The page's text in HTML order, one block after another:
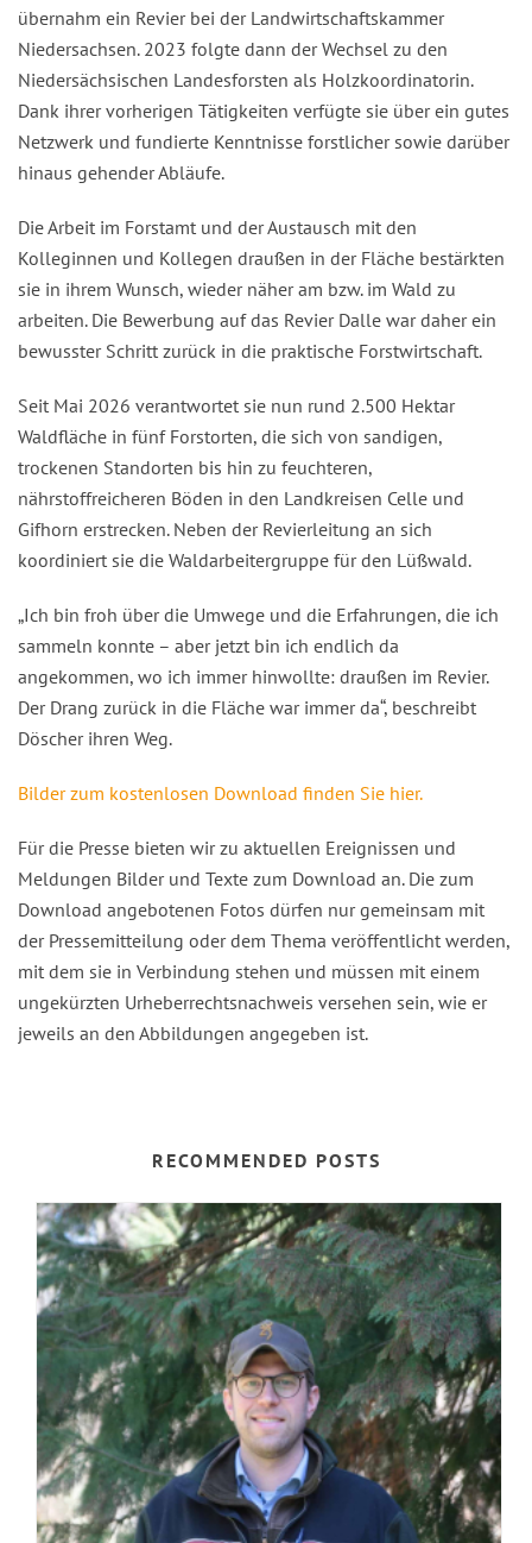
übernahm ein Revier bei der Landwirtschaftskammer
Niedersachsen. 2023 folgte dann der Wechsel zu den
Niedersächsischen Landesforsten als Holzkoordinatorin.
Dank ihrer vorherigen Tätigkeiten verfügte sie über ein gutes
Netzwerk und fundierte Kenntnisse forstlicher sowie darüber
hinaus gehender Abläufe.
Die Arbeit im Forstamt und der Austausch mit den
Kolleginnen und Kollegen draußen in der Fläche bestärkten
sie in ihrem Wunsch, wieder näher am bzw. im Wald zu
arbeiten. Die Bewerbung auf das Revier Dalle war daher ein
bewusster Schritt zurück in die praktische Forstwirtschaft.
Seit Mai 2026 verantwortet sie nun rund 2.500 Hektar
Waldfläche in fünf Forstorten, die sich von sandigen,
trockenen Standorten bis hin zu feuchteren,
nährstoffreicheren Böden in den Landkreisen Celle und
Gifhorn erstrecken. Neben der Revierleitung an sich
koordiniert sie die Waldarbeitergruppe für den Lüßwald.
„Ich bin froh über die Umwege und die Erfahrungen, die ich
sammeln konnte – aber jetzt bin ich endlich da
angekommen, wo ich immer hinwollte: draußen im Revier.
Der Drang zurück in die Fläche war immer da“, beschreibt
Döscher ihren Weg.
Bilder zum kostenlosen Download finden Sie hier.
Für die Presse bieten wir zu aktuellen Ereignissen und
Meldungen Bilder und Texte zum Download an. Die zum
Download angebotenen Fotos dürfen nur gemeinsam mit
der Pressemitteilung oder dem Thema veröffentlicht werden,
mit dem sie in Verbindung stehen und müssen mit einem
ungekürzten Urheberrechtsnachweis versehen sein, wie er
jeweils an den Abbildungen angegeben ist.
RECOMMENDED POSTS